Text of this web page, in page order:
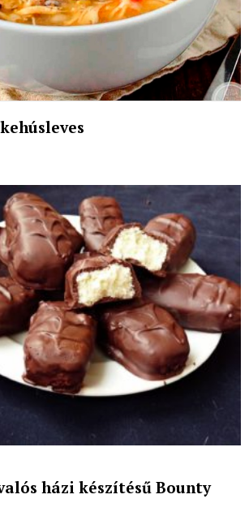
házi készítésű Bounty